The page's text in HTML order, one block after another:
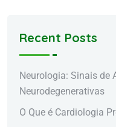
Recent Posts
Neurologia: Sinais de
Neurodegenerativas
O Que é Cardiologia